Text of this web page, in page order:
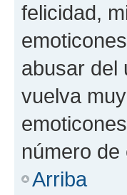
felicidad,
abusar del
vuelva
número
Arriba